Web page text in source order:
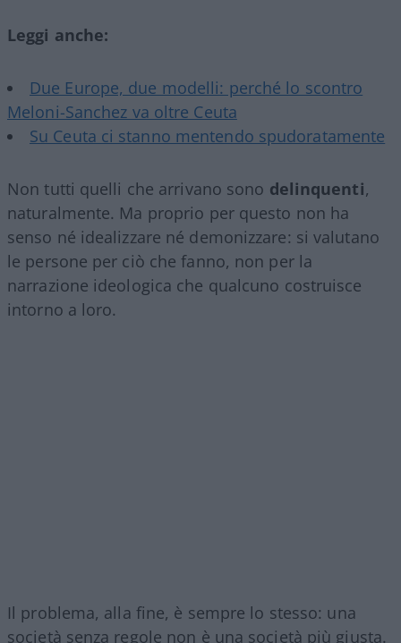
Leggi anche:
Due Europe, due modelli: perché lo scontro
Meloni-Sanchez va oltre Ceuta
Su Ceuta ci stanno mentendo spudoratamente
Non tutti quelli che arrivano sono delinquenti,
naturalmente. Ma proprio per questo non ha
senso né idealizzare né demonizzare: si valutano
le persone per ciò che fanno, non per la
narrazione ideologica che qualcuno costruisce
intorno a loro.
Il problema, alla fine, è sempre lo stesso: una
società senza regole non è una società più giusta.